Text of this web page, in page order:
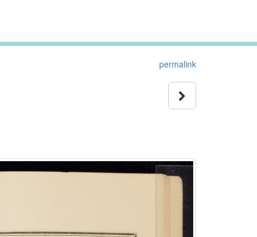
permalink